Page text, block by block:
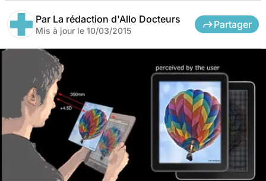
Par La rédaction d'Allo Docteurs
Mis à jour le 10/03/2015
Partager